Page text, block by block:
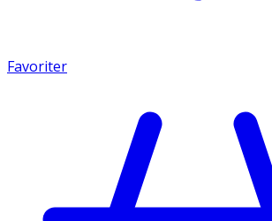
Favoriter